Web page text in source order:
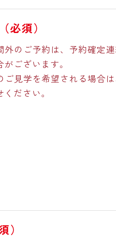
（必須）
のご予約は、予約確定
ございます。
見学を希望される場合
ださい。
）